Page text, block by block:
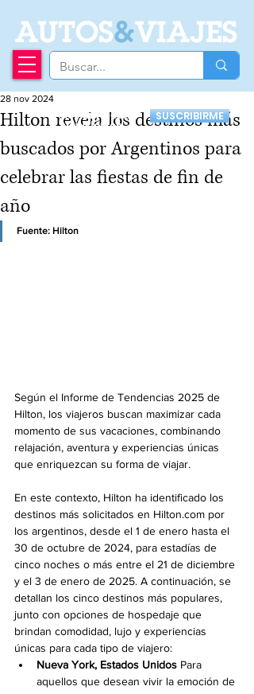
AUTOS&VIAJES
Recibí nuestro
Newsletter
SUSCRIBIRME
Hilton revela los destinos más
buscados por Argentinos para
celebrar las fiestas de fin de
año
28 nov 2024
Fuente: Hilton
Según el Informe de Tendencias 2025 de
Hilton, los viajeros buscan maximizar cada
momento de sus vacaciones, combinando
relajación, aventura y experiencias únicas
que enriquezcan su forma de viajar.
En este contexto, Hilton ha identificado los
destinos más solicitados en Hilton.com por
los argentinos, desde el 1 de enero hasta el
30 de octubre de 2024, para estadías de
cinco noches o más entre el 21 de diciembre
y el 3 de enero de 2025. A continuación, se
detallan los cinco destinos más populares,
junto con opciones de hospedaje que
brindan comodidad, lujo y experiencias
únicas para cada tipo de viajero:
Nueva York, Estados Unidos Para
aquellos que desean vivir la emoción de